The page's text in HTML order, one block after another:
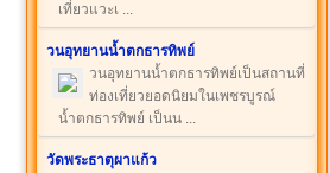
เที่ยวแวะเ ...
วนอุทยานน้ำตกธารทิพย์
วนอุทยานน้ำตกธารทิพย์เป็นสถานที่
ท่องเที่ยวยอดนิยมในเพชรบูรณ์
น้ำตกธารทิพย์ เป็นน ...
วัดพระธาตุผาแก้ว